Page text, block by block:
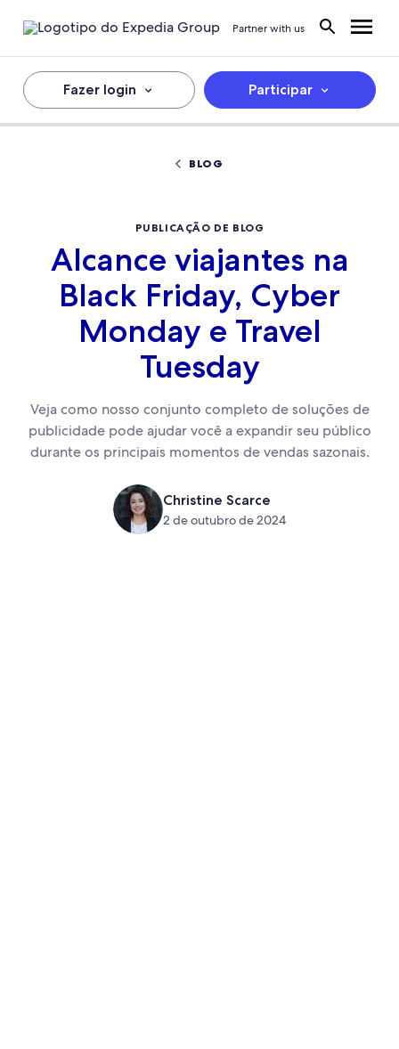
Partner with us
Fazer login Participar
BLOG
PUBLICAÇÃO DE BLOG
Alcance viajantes na
Black Friday, Cyber
Monday e Travel
Tuesday
Veja como nosso conjunto completo de soluções de
publicidade pode ajudar você a expandir seu público
durante os principais momentos de vendas sazonais.
Christine Scarce
2 de outubro de 2024